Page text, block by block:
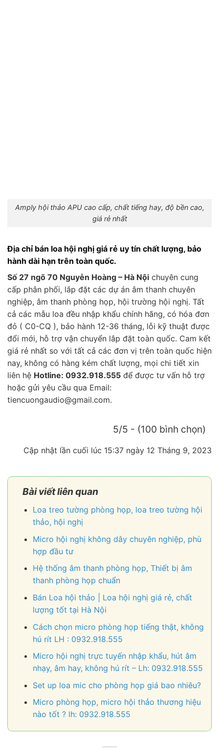
Amply hội thảo APU cao cấp, chất tiếng hay, độ bền cao,
giá rẻ nhất
Địa chỉ bán loa hội nghị giá rẻ uy tín chất lượng, bảo
hành dài hạn trên toàn quốc.
Số 27 ngõ 70 Nguyễn Hoàng – Hà Nội chuyên cung
cấp phân phối, lắp đặt các dự án âm thanh chuyên
nghiệp, âm thanh phòng họp, hội trường hội nghị. Tất
cả các mẫu loa đều nhập khẩu chính hãng, có hóa đơn
đỏ ( C0-CQ ), bảo hành 12-36 tháng, lỗi kỹ thuật được
đổi mới, hỗ trợ vận chuyển lắp đặt toàn quốc. Cam kết
giá rẻ nhất so với tất cả các đơn vị trên toàn quốc hiện
nay, không có hàng kém chất lượng, mọi chi tiết xin
liên hệ Hotline: 0932.918.555 để được tư vấn hỗ trợ
hoặc gửi yêu cầu qua Email:
tiencuongaudio@gmail.com.
5/5 - (100 bình chọn)
Cập nhật lần cuối lúc 15:37 ngày 12 Tháng 9, 2023
Bài viết liên quan
Loa treo tường phòng họp, loa treo tường hội
thảo, hội nghị
Micro hội nghị không dây chuyên nghiệp, phù
hợp đầu tư
Hệ thống âm thanh phòng họp, Thiết bị âm
thanh phòng họp chuẩn
Bán Loa hội thảo | Loa hội nghị giá rẻ, chất
lượng tốt tại Hà Nội
Cách chọn micro phòng họp tiếng thật, không
hú rít LH : 0932.918.555
Micro hội nghị trực tuyến nhập khẩu, hút âm
nhạy, âm hay, không hú rít – Lh: 0932.918.555
Set up loa mic cho phòng họp giá bao nhiêu?
Micro phòng họp, micro hội thảo thương hiệu
nào tốt ? lh: 0932.918.555